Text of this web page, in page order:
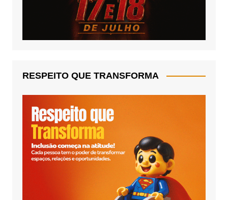
RESPEITO QUE TRANSFORMA